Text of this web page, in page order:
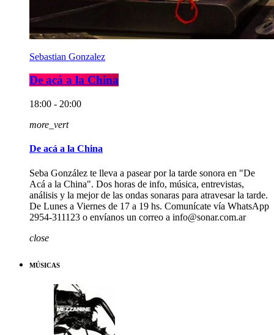
Sebastian Gonzalez
De acá a la China
18:00 - 20:00
more_vert
De acá a la China
Seba González te lleva a pasear por la tarde sonora en "De
Acá a la China". Dos horas de info, música, entrevistas,
análisis y la mejor de las ondas sonaras para atravesar la tarde.
De Lunes a Viernes de 17 a 19 hs. Comunícate vía WhatsApp
2954-311123 o envíanos un correo a info@sonar.com.ar
close
MÚSICAS